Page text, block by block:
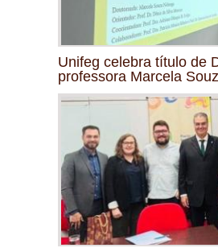
Unifeg celebra título de
professora Marcela